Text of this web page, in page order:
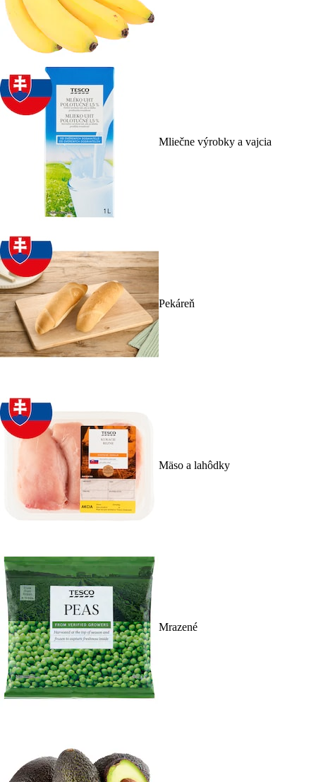
Mliečne výrobky a vajcia
Pekáreň
Mäso a lahôdky
Mrazené